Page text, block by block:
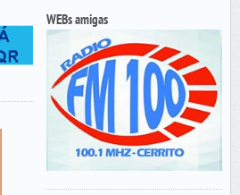
WEBs amigas